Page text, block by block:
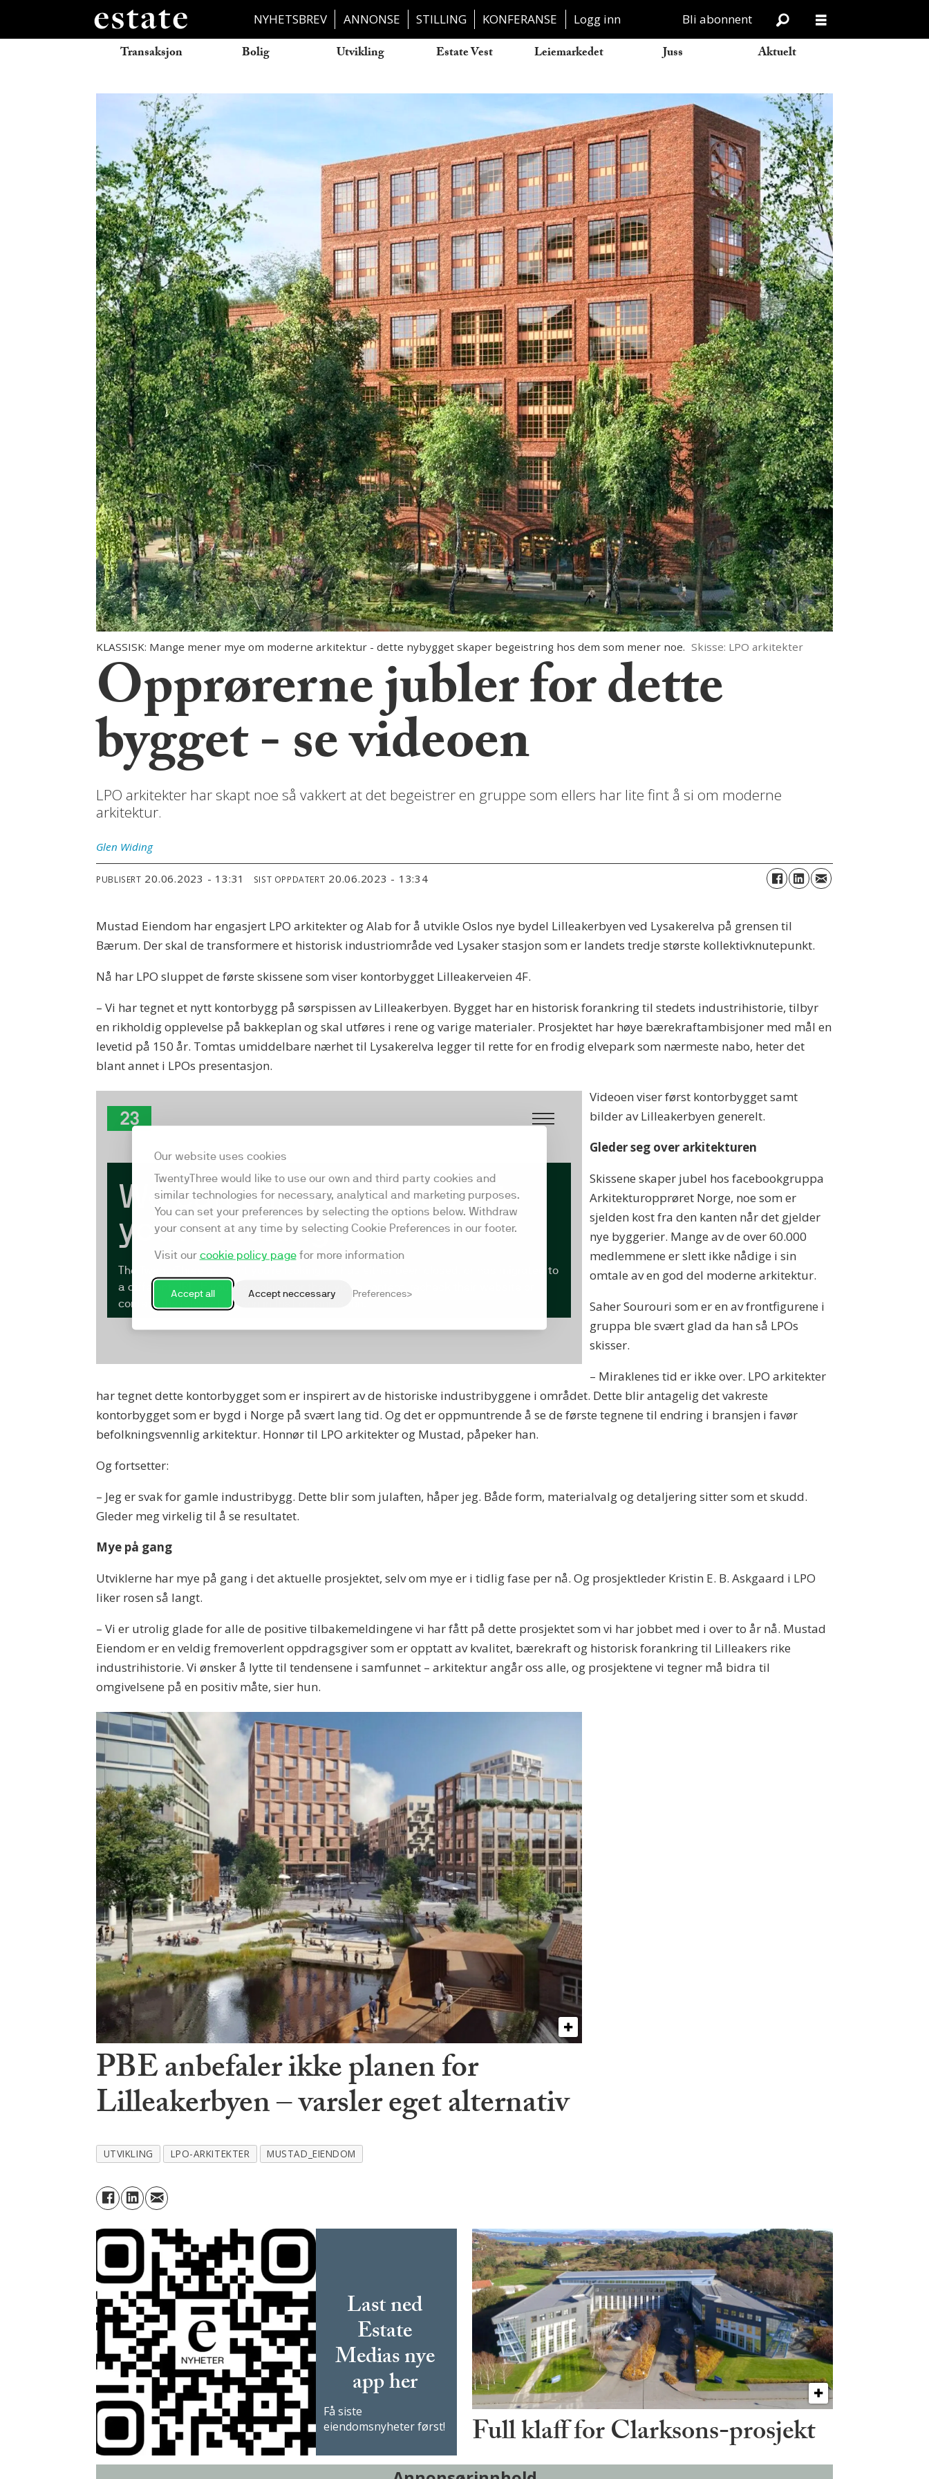
NYHETSBREV ANNONSE STILLING KONFERANSE Logg inn Bli abonnent
Transaksjon Bolig Utvikling Estate Vest Leiemarkedet Juss Aktuelt
KLASSISK: Mange mener mye om moderne arkitektur - dette nybygget skaper begeistring hos dem som mener noe. Skisse: LPO arkitekter
Opprørerne jubler for dette
bygget - se videoen
LPO arkitekter har skapt noe så vakkert at det begeistrer en gruppe som ellers har lite fint å si om moderne
arkitektur.
Glen Widing
PUBLISERT 20.06.2023 - 13:31 SIST OPPDATERT 20.06.2023 - 13:34
Mustad Eiendom har engasjert LPO arkitekter og Alab for å utvikle Oslos nye bydel Lilleakerbyen ved Lysakerelva på grensen til
Bærum. Der skal de transformere et historisk industriområde ved Lysaker stasjon som er landets tredje største kollektivknutepunkt.
Nå har LPO sluppet de første skissene som viser kontorbygget Lilleakerveien 4F.
– Vi har tegnet et nytt kontorbygg på sørspissen av Lilleakerbyen. Bygget har en historisk forankring til stedets industrihistorie, tilbyr
en rikholdig opplevelse på bakkeplan og skal utføres i rene og varige materialer. Prosjektet har høye bærekraftambisjoner med mål en
levetid på 150 år. Tomtas umiddelbare nærhet til Lysakerelva legger til rette for en frodig elvepark som nærmeste nabo, heter det
blant annet i LPOs presentasjon.
Videoen viser først kontorbygget samt
bilder av Lilleakerbyen generelt.
Gleder seg over arkitekturen
Skissene skaper jubel hos facebookgruppa
Arkitekturopprøret Norge, noe som er
sjelden kost fra den kanten når det gjelder
nye byggerier. Mange av de over 60.000
medlemmene er slett ikke nådige i sin
omtale av en god del moderne arkitektur.
Saher Sourouri som er en av frontfigurene i
gruppa ble svært glad da han så LPOs
skisser.
– Miraklenes tid er ikke over. LPO arkitekter
har tegnet dette kontorbygget som er inspirert av de historiske industribyggene i området. Dette blir antagelig det vakreste
kontorbygget som er bygd i Norge på svært lang tid. Og det er oppmuntrende å se de første tegnene til endring i bransjen i favør
befolkningsvennlig arkitektur. Honnør til LPO arkitekter og Mustad, påpeker han.
Og fortsetter:
– Jeg er svak for gamle industribygg. Dette blir som julaften, håper jeg. Både form, materialvalg og detaljering sitter som et skudd.
Gleder meg virkelig til å se resultatet.
Mye på gang
Utviklerne har mye på gang i det aktuelle prosjektet, selv om mye er i tidlig fase per nå. Og prosjektleder Kristin E. B. Askgaard i LPO
liker rosen så langt.
– Vi er utrolig glade for alle de positive tilbakemeldingene vi har fått på dette prosjektet som vi har jobbet med i over to år nå. Mustad
Eiendom er en veldig fremoverlent oppdragsgiver som er opptatt av kvalitet, bærekraft og historisk forankring til Lilleakers rike
industrihistorie. Vi ønsker å lytte til tendensene i samfunnet – arkitektur angår oss alle, og prosjektene vi tegner må bidra til
omgivelsene på en positiv måte, sier hun.
PBE anbefaler ikke planen for
Lilleakerbyen – varsler eget alternativ
UTVIKLING LPO-ARKITEKTER MUSTAD_EIENDOM
Last ned
Estate
Medias nye
app her
Få siste
eiendomsnyheter først!
Full klaff for Clarksons-prosjekt